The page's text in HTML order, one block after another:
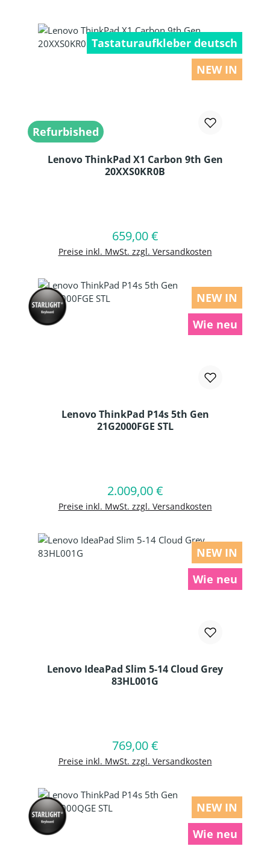
Tastaturaufkleber deutsch
NEW IN
Refurbished
Lenovo ThinkPad X1 Carbon 9th Gen
20XXS0KR0B
Regulärer Preis:
659,00 €
Preise inkl. MwSt. zzgl. Versandkosten
In den Warenkorb
NEW IN
Wie neu
Lenovo ThinkPad P14s 5th Gen
21G2000FGE STL
Regulärer Preis:
2.009,00 €
Preise inkl. MwSt. zzgl. Versandkosten
In den Warenkorb
NEW IN
Wie neu
Lenovo IdeaPad Slim 5-14 Cloud Grey
83HL001G
Regulärer Preis:
769,00 €
Preise inkl. MwSt. zzgl. Versandkosten
In den Warenkorb
NEW IN
Wie neu